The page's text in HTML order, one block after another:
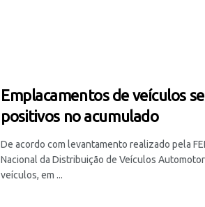
Emplacamentos de veículos
positivos no acumulado
De acordo com levantamento realizado pela
Nacional da Distribuição de Veículos
veículos, em ...